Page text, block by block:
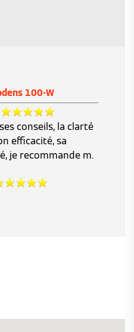
100-W
conseils, la clarté
efficacité, sa
je recommande m.